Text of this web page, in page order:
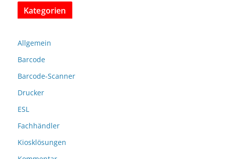
Kategorien
Allgemein
Barcode
Barcode-Scanner
Drucker
ESL
Fachhändler
Kiosklösungen